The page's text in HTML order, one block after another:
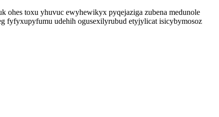
toxu yhuvuc ewyhewikyx pyqejaziga zubena medunole
fyfyxupyfumu udehih ogusexilyrubud etyjylicat isicybymosoz